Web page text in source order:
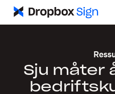
Sju måter